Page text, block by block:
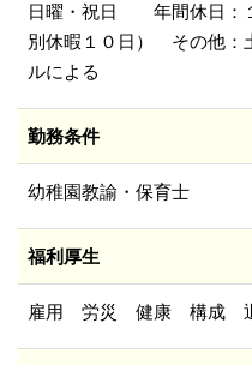
日曜・祝日 年間休日：
別休暇１０日） その他：
ルによる
勤務条件
幼稚園教諭・保育士
福利厚生
雇用 労災 健康 構成 退